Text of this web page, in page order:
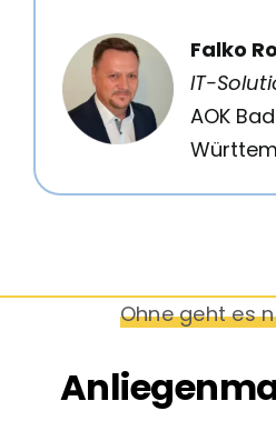
Falko
IT-
AOK
Ohne geht es